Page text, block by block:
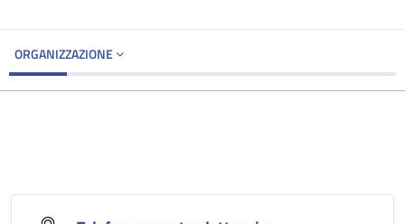
ORGANIZZAZIONE